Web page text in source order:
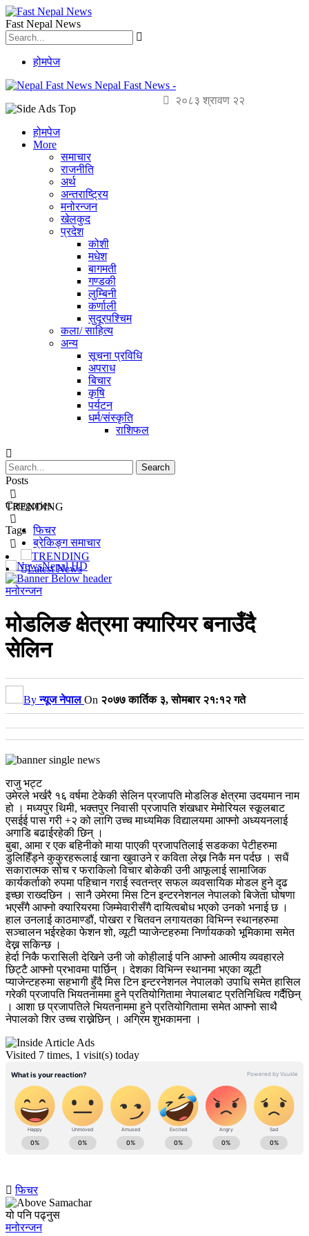
Fast Nepal News
होमपेज
Nepal Fast News -
२०८३ श्रावण २२
होमपेज
More
समाचार
राजनीति
अर्थ
अन्तराष्ट्रिय
मनोरन्जन
खेलकुद
प्रदेश
कोशी
मधेश
बागमती
गण्डकी
लुम्बिनी
कर्णाली
सुदूरपश्चिम
कला/ साहित्य
अन्य
सूचना प्रविधि
अपराध
बिचार
कृषि
पर्यटन
धर्म/संस्कृति
राशिफल
Posts
Categories
Tags
TRENDING
Latest News
TRENDING
फिचर
ब्रेकिङ्ग समाचार
मनोरन्जन
मोडलिङ क्षेत्रमा क्यारियर बनाउँदै
सेलिन
Byन्यूज नेपाल On २०७७ कार्तिक ३, सोमबार २१:१२ गते
राजु भट्ट
उमेरले भर्खरै १६ वर्षमा टेकेकी सेलिन प्रजापति मोडलिङ क्षेत्रमा उदयमान नाम
हो । मध्यपुर थिमी, भक्तपुर निवासी प्रजापति शंखधार मेमोरियल स्कूलबाट
एसईई पास गरी +२ को लागि उच्च माध्यमिक विद्यालयमा आफ्नो अध्ययनलाई
अगाडि बढाईरहेकी छिन् ।
बुबा, आमा र एक बहिनीको माया पाएकी प्रजापतिलाई सडकका पेटीहरुमा
डुलिहिँड्ने कुकुरहरूलाई खाना खुवाउने र कविता लेख्न निकै मन पर्दछ । सधैं
सकारात्मक सोच र फराकिलो विचार बोकेकी उनी आफूलाई सामाजिक
कार्यकर्ताको रुपमा पहिचान गराई स्वतन्त्र सफल व्यवसायिक मोडल हुने दृढ
इच्छा राख्दछिन । सानै उमेरमा मिस टिन इन्टरनेशनल नेपालको बिजेता घोषणा
भएसँगै आफ्नो क्यारियरमा जिम्मेवारीसँगै दायित्वबोध भएको उनको भनाई छ ।
हाल उनलाई काठमाण्डौं, पोखरा र चितवन लगायतका विभिन्न स्थानहरुमा
सञ्चालन भईरहेका फेशन शो, व्यूटी प्याजेन्टहरुमा निर्णायकको भूमिकामा समेत
देख्न सकिन्छ ।
हेर्दा निकै फरासिली देखिने उनी जो कोहीलाई पनि आफ्नो आत्मीय व्यवहारले
छिट्टै आफ्नो प्रभावमा पार्छिन् । देशका विभिन्न स्थानमा भएका व्यूटी
प्याजेन्टहरुमा सहभागी हुँदै मिस टिन इन्टरनेशनल नेपालको उपाधि समेत हासिल
गरेकी प्रजापति भियतनाममा हुने प्रतियोगितामा नेपालबाट प्रतिनिधित्व गर्दैछिन्
। आशा छ प्रजापतिले भियतनाममा हुने प्रतियोगितामा समेत आफ्नो साथै
नेपालको शिर उच्च राख्नेछिन् । अग्रिम शुभकामना ।
Visited 7 times, 1 visit(s) today
फिचर
यो पनि पढ्नुस
मनोरन्जन